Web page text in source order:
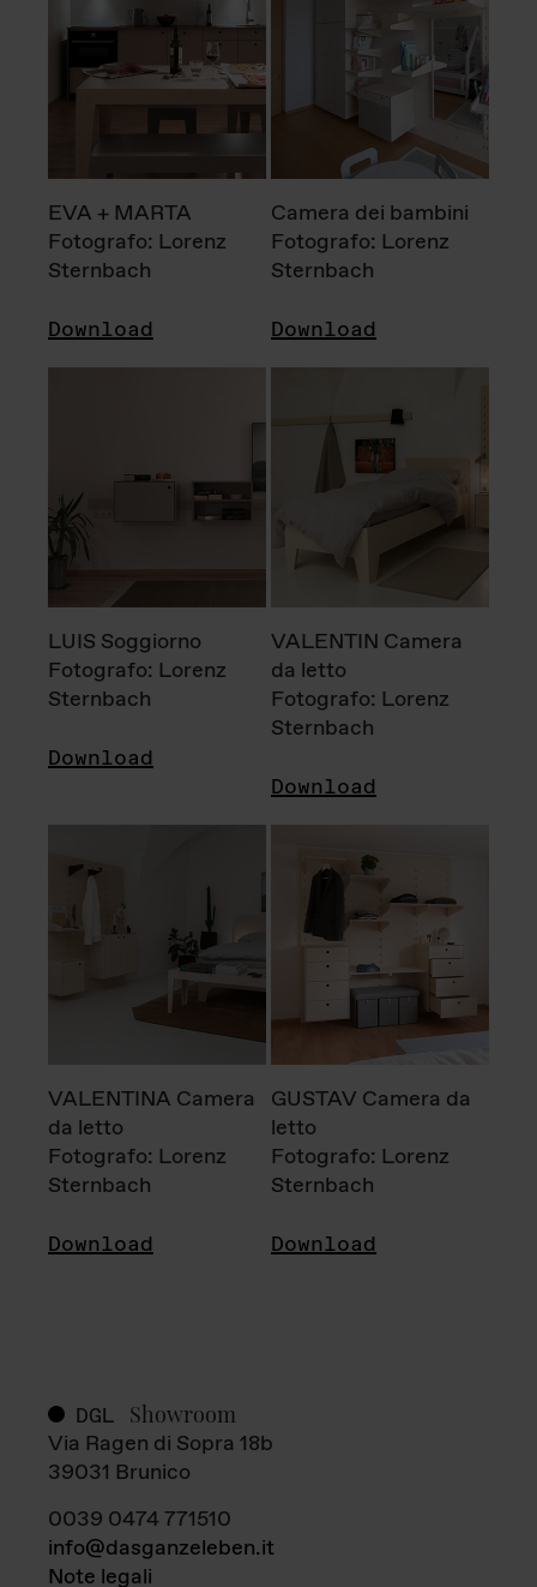
EVA + MARTA
Fotografo: Lorenz
Sternbach
Download
Camera dei bambini
Fotografo: Lorenz
Sternbach
Download
LUIS Soggiorno
Fotografo: Lorenz
Sternbach
Download
VALENTIN Camera
da letto
Fotografo: Lorenz
Sternbach
Download
VALENTINA Camera
da letto
Fotografo: Lorenz
Sternbach
Download
GUSTAV Camera da
letto
Fotografo: Lorenz
Sternbach
Download
DGL Showroom
Via Ragen di Sopra 18b
39031 Brunico
0039 0474 771510
info@dasganzeleben.it
Note legali